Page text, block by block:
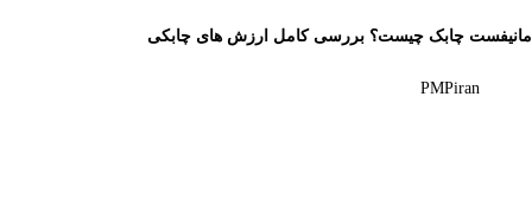
مانیفست چابک چیست؟ بررسی کامل ارزش های چابکی
PMPiran